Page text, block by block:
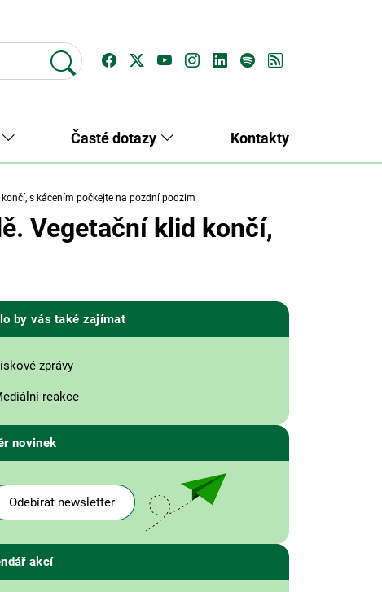
Časté dotazy Kontakty
s kácením počkejte na pozdní podzim
Vegetační klid končí,
by vás také zajímat
zprávy
reakce
novinek
Odebírat newsletter
akcí